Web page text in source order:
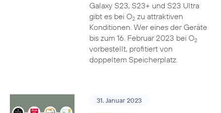
Galaxy S23, S23+ und S23 Ultra
gibt es bei O2zu attraktiven
Konditionen. Wer eines der Geräte
bis zum 16. Februar 2023 bei O2
vorbestellt, profitiert von
doppeltem Speicherplatz.
31. Januar 2023